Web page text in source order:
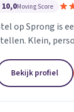
10,0Moving Score
op Sprong is
Klein,
Bekijk profiel